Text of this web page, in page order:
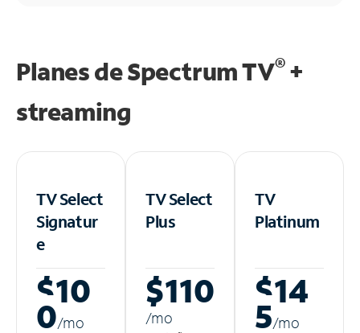
Planes de Spectrum TV®+
streaming
TV Select
Signatur
e
$10
0/mo
TV Select
Plus
$110
/mo
TV
Platinum
$14
5/mo